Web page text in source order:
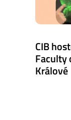
CIB
Faculty
Králové